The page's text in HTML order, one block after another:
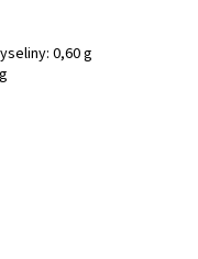
0,60 g